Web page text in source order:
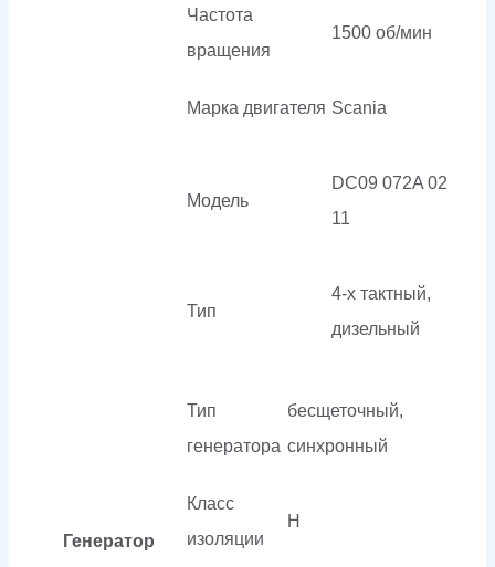
Частота
вращения
1500 об/мин
Марка двигателя Scania
Модель
DC09 072A 02
11
Тип
4-х тактный,
дизельный
Генератор
Тип
генератора
бесщеточный,
синхронный
Класс
изоляции
H